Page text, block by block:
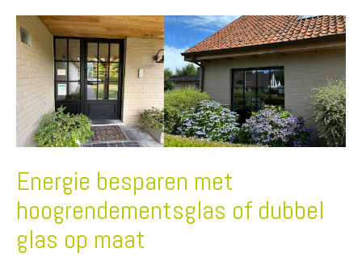
Energie besparen met
hoogrendementsglas of dubbel
glas op maat